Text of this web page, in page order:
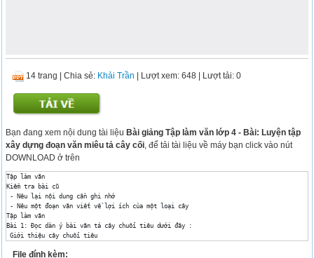
14 trang |Chia sẻ: Khải Trần | Lượt xem: 648 | Lượt tải: 0
Bạn đang xem nội dung tài liệuBài giảng Tập làm văn lớp 4 - Bài: Luyện tập
xây dựng đoạn văn miêu tả cây cối , để tải tài liệu về máy bạn click vào nút
DOWNLOAD ở trên
Tập làm văn
Kiểm tra bài cũ
- Nêu lại nội dung cần ghi nhớ
- Nêu một đoạn văn viết về lợi ích của một loại cây
Tập làm văn
Bài 1: Đọc dàn ý bài văn tả cây chuối tiêu dưới đây :
Giới thiệu cây chuối tiêu
Tả các bộ phận của cây chuối tiêu (tàu lá, buồng chuối,
File đính kèm: